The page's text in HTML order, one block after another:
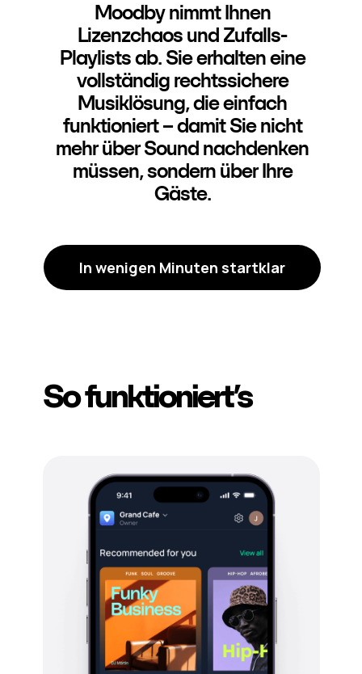
Moodby nimmt Ihnen
Lizenzchaos und Zufalls-
Playlists ab. Sie erhalten eine
vollständig rechtssichere
Musiklösung, die einfach
funktioniert – damit Sie nicht
mehr über Sound nachdenken
müssen, sondern über Ihre
Gäste.
In wenigen Minuten startklar
So funktioniert’s